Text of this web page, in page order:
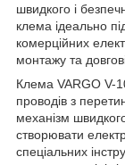
швидкого і
клема ідеально
комерційних
монтажу та
Клема VARGO V-
проводів з
механізм
створювати
спеціальних